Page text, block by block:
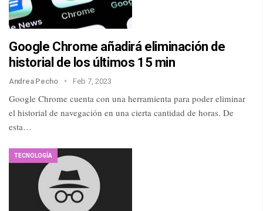
Google Chrome añadirá eliminación de
historial de los últimos 15 min
Andrea Pecho Feb 7, 2023
Google Chrome cuenta con una herramienta para poder eliminar
el historial de navegación en una cierta cantidad de horas. De
esta…
TECNOLOGÍA